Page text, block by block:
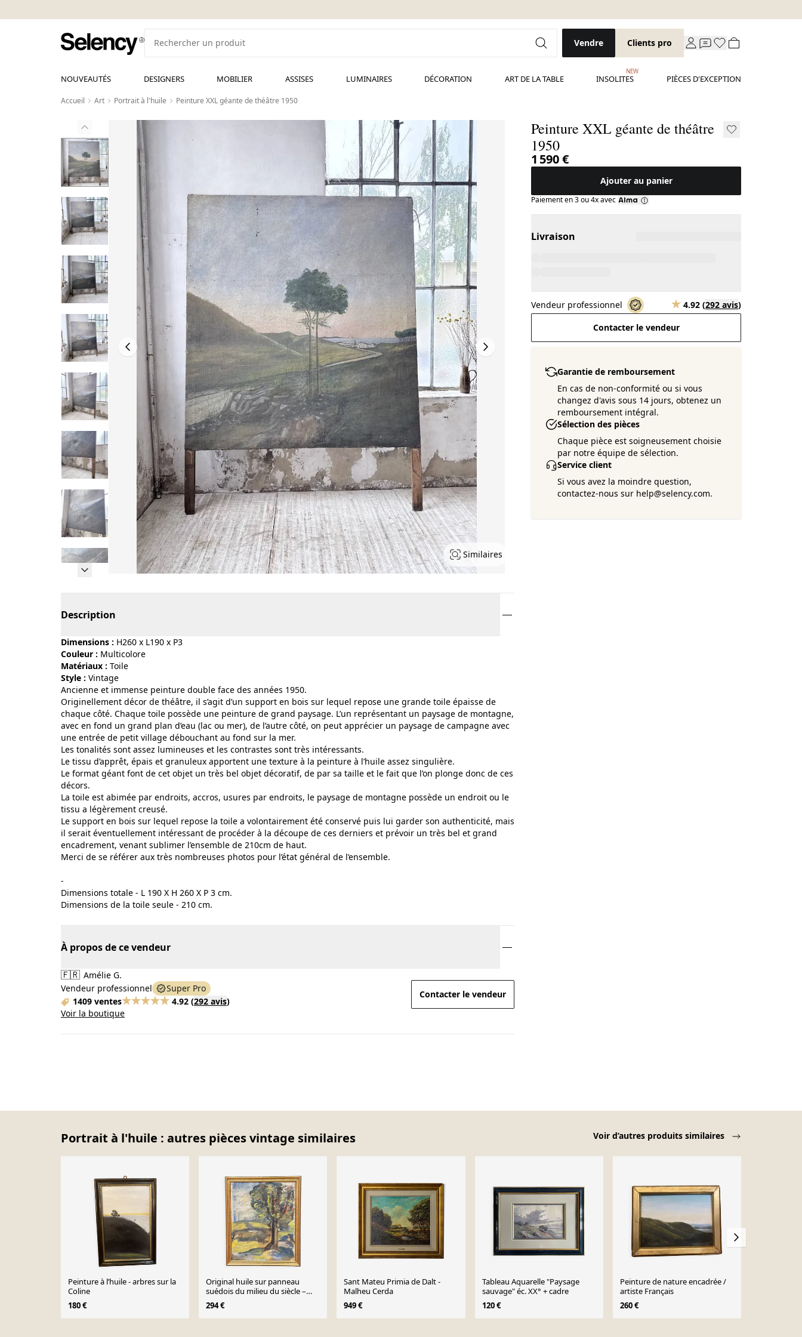
Vendre Clients pro
NOUVEAUTÉS DESIGNERS MOBILIER ASSISES LUMINAIRES DÉCORATION ART DE LA TABLE INSOLITES
NEW
PIÈCES D'EXCEPTION
Accueil Art Portrait à l'huile Peinture XXL géante de théâtre 1950
Similaires
Peinture XXL géante de théâtre
1950
1 590 €
Ajouter au panier
Paiement en 3 ou 4x avec
Livraison
Vendeur professionnel 4.92 (292 avis)
Contacter le vendeur
Garantie de remboursement
En cas de non-conformité ou si vous
changez d'avis sous 14 jours, obtenez un
remboursement intégral.
Sélection des pièces
Chaque pièce est soigneusement choisie
par notre équipe de sélection.
Service client
Si vous avez la moindre question,
contactez-nous sur help@selency.com.
Description
Dimensions : H260 x L190 x P3
Couleur :
multicolore
Matériaux :
toile
Style :
vintage
Ancienne et immense peinture double face des années 1950.
Originellement décor de théâtre, il s’agit d’un support en bois sur lequel repose une grande toile épaisse de
chaque côté. Chaque toile possède une peinture de grand paysage. L’un représentant un paysage de montagne,
avec en fond un grand plan d’eau (lac ou mer), de l’autre côté, on peut apprécier un paysage de campagne avec
une entrée de petit village débouchant au fond sur la mer.
Les tonalités sont assez lumineuses et les contrastes sont très intéressants.
Le tissu d’apprêt, épais et granuleux apportent une texture à la peinture à l’huile assez singulière.
Le format géant font de cet objet un très bel objet décoratif, de par sa taille et le fait que l’on plonge donc de ces
décors.
La toile est abimée par endroits, accros, usures par endroits, le paysage de montagne possède un endroit ou le
tissu a légèrement creusé.
Le support en bois sur lequel repose la toile a volontairement été conservé puis lui garder son authenticité, mais
il serait éventuellement intéressant de procéder à la découpe de ces derniers et prévoir un très bel et grand
encadrement, venant sublimer l’ensemble de 210cm de haut.
Merci de se référer aux très nombreuses photos pour l’état général de l’ensemble.
-
Dimensions totale - L 190 X H 260 X P 3 cm.
Dimensions de la toile seule - 210 cm.
À propos de ce vendeur
🇫🇷 Amélie G.
Vendeur professionnel
Super Pro
1409 ventes
4.92 (292 avis)
Voir la boutique
Contacter le vendeur
Portrait à l'huile : autres pièces vintage similaires Voir d’autres produits similaires
Peinture à l’huile - arbres sur la
Coline
180 €
Original huile sur panneau
suédois du milieu du siècle –
“Träd” par Manfred – daté de
1959 – vintage et encadré – 68 ×
56 cm
294 €
Sant Mateu Primia de Dalt -
Malheu Cerda
949 €
Tableau Aquarelle "Paysage
sauvage" éc. XX° + cadre
120 €
Peinture de nature encadrée /
artiste Français
260 €